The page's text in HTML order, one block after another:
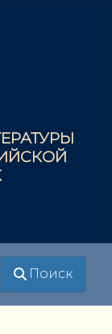
Поиск